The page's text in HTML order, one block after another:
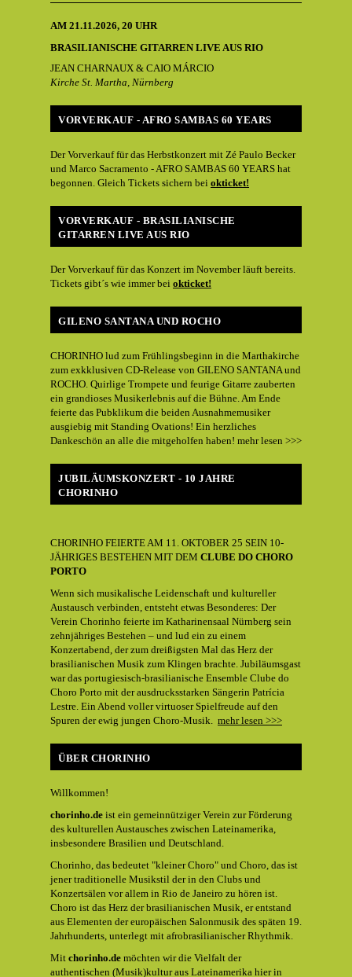
AM 21.11.2026, 20 UHR
BRASILIANISCHE GITARREN LIVE AUS RIO
JEAN CHARNAUX & CAIO MÁRCIO
Kirche St. Martha, Nürnberg
VORVERKAUF - AFRO SAMBAS 60 YEARS
Der Vorverkauf für das Herbstkonzert mit Zé Paulo Becker
und Marco Sacramento - AFRO SAMBAS 60 YEARS hat
begonnen. Gleich Tickets sichern bei okticket!
VORVERKAUF - BRASILIANISCHE
GITARREN LIVE AUS RIO
Der Vorverkauf für das Konzert im November läuft bereits.
Tickets gibt´s wie immer bei okticket!
GILENO SANTANA UND ROCHO
CHORINHO lud zum Frühlingsbeginn in die Marthakirche
zum exkklusiven CD-Release von GILENO SANTANA und
ROCHO. Quirlige Trompete und feurige Gitarre zauberten
ein grandioses Musikerlebnis auf die Bühne. Am Ende
feierte das Pubklikum die beiden Ausnahmemusiker
ausgiebig mit Standing Ovations! Ein herzliches
Dankeschön an alle die mitgeholfen haben! mehr lesen >>>
JUBILÄUMSKONZERT - 10 JAHRE
CHORINHO
CHORINHO FEIERTE AM 11. OKTOBER 25 SEIN 10-
JÄHRIGES BESTEHEN MIT DEM CLUBE DO CHORO
PORTO
Wenn sich musikalische Leidenschaft und kultureller
Austausch verbinden, entsteht etwas Besonderes: Der
Verein Chorinho feierte im Katharinensaal Nürnberg sein
zehnjähriges Bestehen – und lud ein zu einem
Konzertabend, der zum dreißigsten Mal das Herz der
brasilianischen Musik zum Klingen brachte. Jubiläumsgast
war das portugiesisch-brasilianische Ensemble Clube do
Choro Porto mit der ausdrucksstarken Sängerin Patrícia
Lestre. Ein Abend voller virtuoser Spielfreude auf den
Spuren der ewig jungen Choro-Musik. mehr lesen >>>
ÜBER CHORINHO
Willkommen!
chorinho.de ist ein gemeinnütziger Verein zur Förderung
des kulturellen Austausches zwischen Lateinamerika,
insbesondere Brasilien und Deutschland.
Chorinho, das bedeutet "kleiner Choro" und Choro, das ist
jener traditionelle Musikstil der in den Clubs und
Konzertsälen vor allem in Rio de Janeiro zu hören ist.
Choro ist das Herz der brasilianischen Musik, er entstand
aus Elementen der europäischen Salonmusik des späten 19.
Jahrhunderts, unterlegt mit afrobrasilianischer Rhythmik.
Mit chorinho.de möchten wir die Vielfalt der
authentischen (Musik)kultur aus Lateinamerika hier in